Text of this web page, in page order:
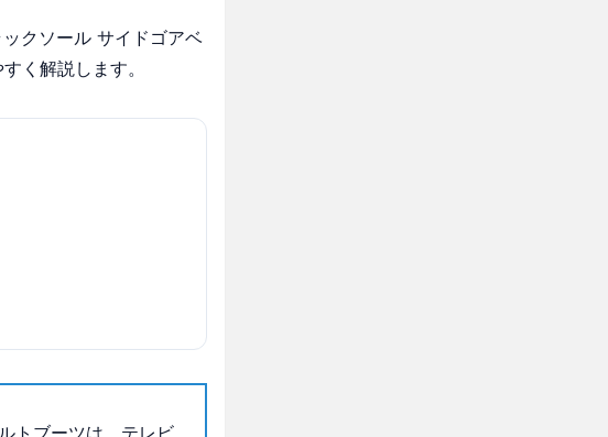
クソール サイドゴアベ
く解説します。
トブーツは、テレビ